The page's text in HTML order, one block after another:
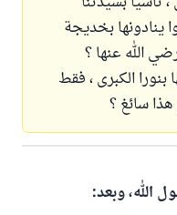
ينادونها بخديجة
الله عنها ؟
بنورا الكبرى ، فقط
سائغ ؟
الله، وبعد: